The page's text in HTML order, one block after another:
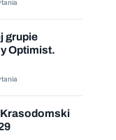
grupie
Optimist.
Krasodomski